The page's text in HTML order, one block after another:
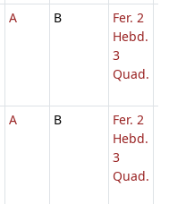
A B
Fer. 2
Hebd.
3
Quad.
A B
Fer. 2
Hebd.
3
Quad.